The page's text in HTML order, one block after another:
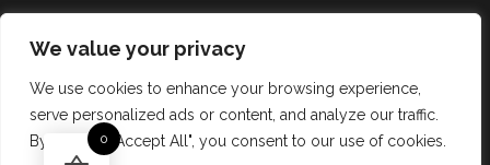
We value your privacy
We use cookies to enhance your browsing experience,
serve personalized ads or content, and analyze our traffic.
By clicking "Accept All", you consent to our use of cookies.
0